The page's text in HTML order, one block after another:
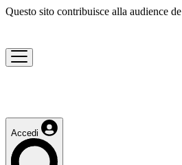
Questo sito contribuisce alla audience de
Accedi